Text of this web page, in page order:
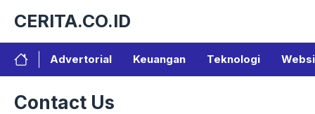
isi
CERITA.CO.ID
Advertorial Keuangan Teknologi
Contact Us